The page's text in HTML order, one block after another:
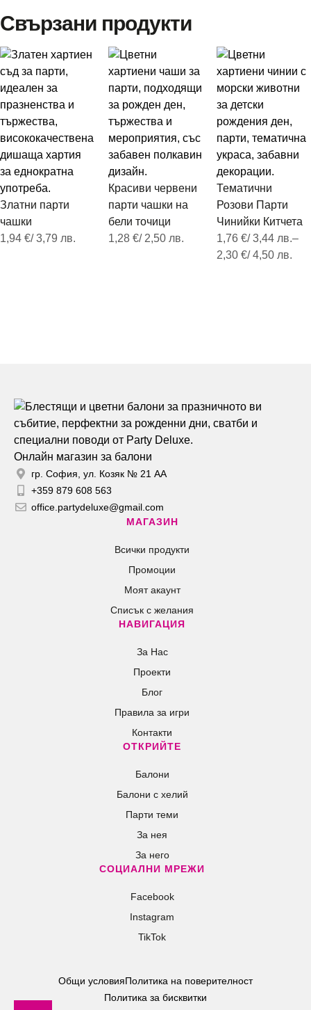
Свързани продукти
Златни парти
чашки
1,94 €/ 3,79 лв.
Красиви червени
парти чашки на
бели точици
1,28 €/ 2,50 лв.
Тематични
Розови Парти
Чинийки Китчета
1,76 €/ 3,44 лв.–
2,30 €/ 4,50 лв.
Онлайн магазин за балони
гр. София, ул. Козяк № 21 АА
+359 879 608 563
office.partydeluxe@gmail.com
МАГАЗИН
Всички продукти
Промоции
Моят акаунт
Списък с желания
НАВИГАЦИЯ
За Нас
Проекти
Блог
Правила за игри
Контакти
ОТКРИЙТЕ
Балони
Балони c хелий
Парти теми
За нея
За него
СОЦИАЛНИ МРЕЖИ
Facebook
Instagram
TikTok
Общи условияПолитика на поверителност
Политика за бисквитки